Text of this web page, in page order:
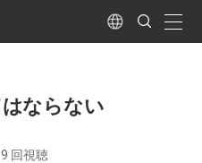
Language
Search
Submit
ならない
回視聴